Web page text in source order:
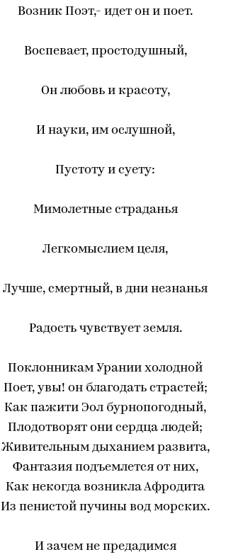
Возник Поэт,- идет он и поет.
Воспевает, простодушный,
Он любовь и красоту,
И науки, им ослушной,
Пустоту и суету:
Мимолетные страданья
Легкомыслием целя,
Лучше, смертный, в дни незнанья
Радость чувствует земля.
Поклонникам Урании холодной
Поет, увы! он благодать страстей;
Как пажити Эол бурнопогодный,
Плодотворят они сердца людей;
Живительным дыханием развита,
Фантазия подъемлется от них,
Как некогда возникла Афродита
Из пенистой пучины вод морских.
И зачем не предадимся